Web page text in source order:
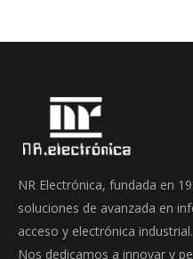
NR Electrónica, fundada en
soluciones de avanzada en
acceso y electrónica industrial.
Nos dedicamos a innovar y